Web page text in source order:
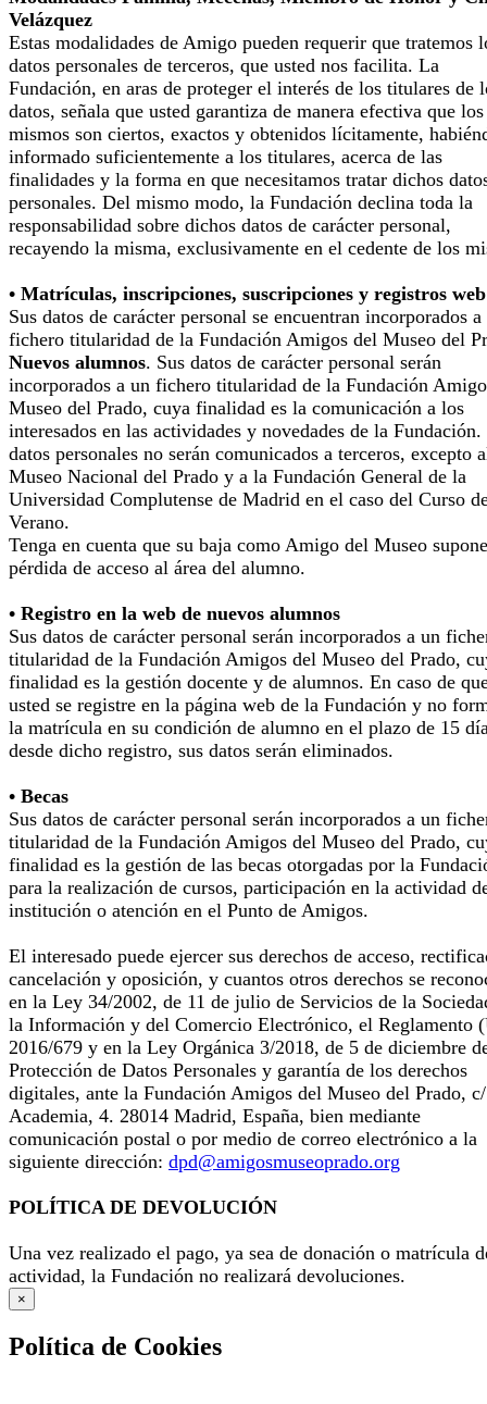
Velázquez
Estas modalidades de Amigo pueden requerir que tratemos
datos personales de terceros, que usted nos facilita. La
Fundación, en aras de proteger el interés de los titulares de
datos, señala que usted garantiza de manera efectiva que los
mismos son ciertos, exactos y obtenidos lícitamente,
informado suficientemente a los titulares, acerca de las
finalidades y la forma en que necesitamos tratar dichos
personales. Del mismo modo, la Fundación declina toda la
responsabilidad sobre dichos datos de carácter personal,
recayendo la misma, exclusivamente en el cedente de los
• Matrículas, inscripciones, suscripciones y registros web
Sus datos de carácter personal se encuentran incorporados a
fichero titularidad de la Fundación Amigos del Museo del
Nuevos alumnos. Sus datos de carácter personal serán
incorporados a un fichero titularidad de la Fundación
Museo del Prado, cuya finalidad es la comunicación a los
interesados en las actividades y novedades de la Fundación.
datos personales no serán comunicados a terceros, excepto
Museo Nacional del Prado y a la Fundación General de la
Universidad Complutense de Madrid en el caso del Curso
Verano.
Tenga en cuenta que su baja como Amigo del Museo
pérdida de acceso al área del alumno.
• Registro en la web de nuevos alumnos
Sus datos de carácter personal serán incorporados a un
titularidad de la Fundación Amigos del Museo del Prado,
finalidad es la gestión docente y de alumnos. En caso de
usted se registre en la página web de la Fundación y no
la matrícula en su condición de alumno en el plazo de 15
desde dicho registro, sus datos serán eliminados.
• Becas
Sus datos de carácter personal serán incorporados a un
titularidad de la Fundación Amigos del Museo del Prado,
finalidad es la gestión de las becas otorgadas por la
para la realización de cursos, participación en la actividad
institución o atención en el Punto de Amigos.
El interesado puede ejercer sus derechos de acceso,
cancelación y oposición, y cuantos otros derechos se
en la Ley 34/2002, de 11 de julio de Servicios de la
la Información y del Comercio Electrónico, el Reglamento
2016/679 y en la Ley Orgánica 3/2018, de 5 de diciembre
Protección de Datos Personales y garantía de los derechos
digitales, ante la Fundación Amigos del Museo del Prado,
Academia, 4. 28014 Madrid, España, bien mediante
comunicación postal o por medio de correo electrónico a la
siguiente dirección: dpd@amigosmuseoprado.org
POLÍTICA DE DEVOLUCIÓN
Una vez realizado el pago, ya sea de donación o matrícula
actividad, la Fundación no realizará devoluciones.
×
Política de Cookies